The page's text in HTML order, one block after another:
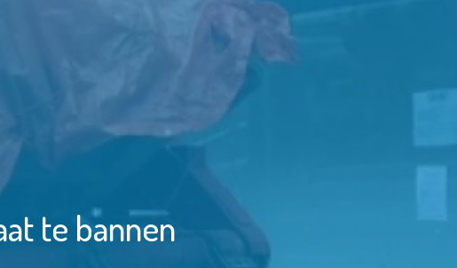
te bannen